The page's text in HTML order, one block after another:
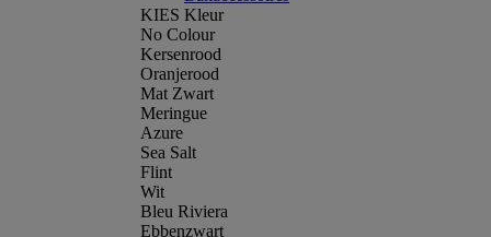
KIES Kleur
No Colour
Kersenrood
Oranjerood
Mat Zwart
Meringue
Azure
Sea Salt
Flint
Wit
Bleu Riviera
Ebbenzwart